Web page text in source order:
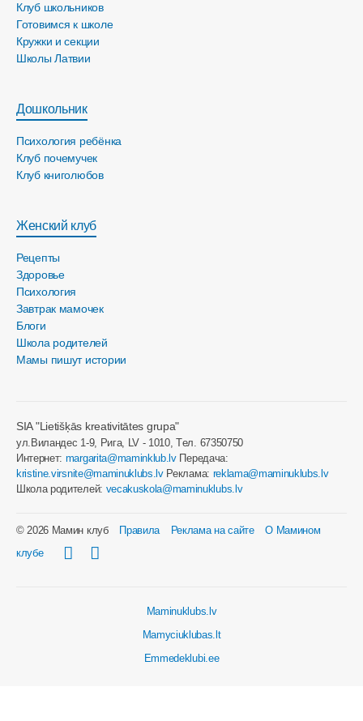
Клуб школьников
Готовимся к школе
Кружки и секции
Школы Латвии
Дошкольник
Психология ребёнка
Клуб почемучек
Клуб книголюбов
Женский клуб
Рецепты
Здоровье
Психология
Завтрак мамочек
Блоги
Школа родителей
Мамы пишут истории
SIA "Lietišķās kreativitātes grupa"
ул.Виландес 1-9, Рига, LV - 1010, Tел. 67350750
Интернет: margarita@maminklub.lvПередача:
kristine.virsnite@maminuklubs.lvРеклама: reklama@maminuklubs.lv
Школа родителей: vecakuskola@maminuklubs.lv
© 2026 Мамин клуб Правила Реклама на сайте
О Мамином
клубе
Maminuklubs.lv
Mamyciuklubas.lt
Emmedeklubi.ee